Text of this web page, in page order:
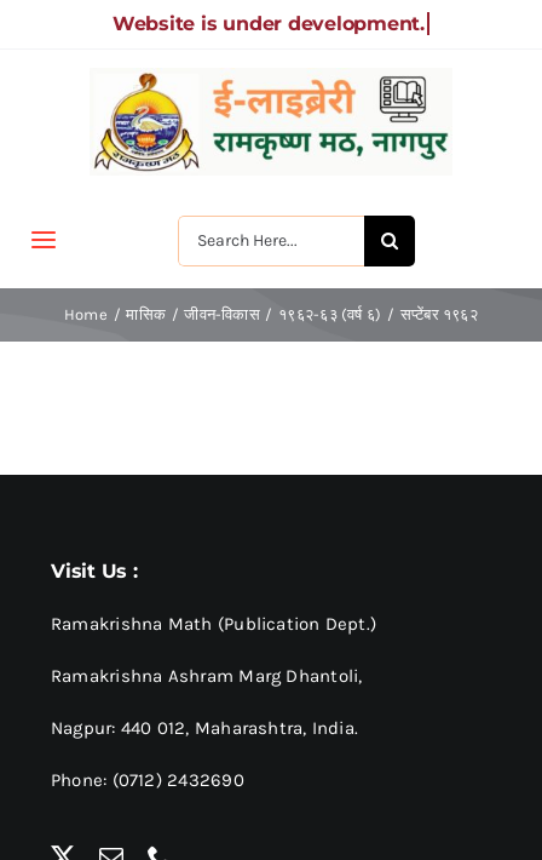
Search
for:
Toggle
Navigation
मुखपृष्ठ
श्रीरामकृष्ण
स्वामी विवेकानन्द
शास्त्र ग्रन्थ
Home मासिक जीवन-विकास १९६२-६३ (वर्ष ६) सप्टेंबर १९६२
Visit Us :
Ramakrishna Math (Publication Dept.)
Ramakrishna Ashram Marg Dhantoli,
Nagpur: 440 012, Maharashtra, India.
Phone: (0712) 2432690